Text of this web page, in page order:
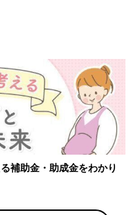
補助金・助成金をわかり